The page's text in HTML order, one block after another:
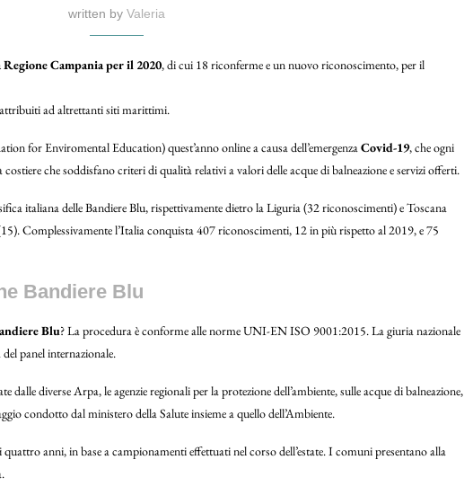
written by Valeria
Regione Campania per il 2020, di cui 18 riconferme e un nuovo riconoscimento, per il
ad altrettanti siti marittimi.
for Enviromental Education) quest’anno online a causa dell’emergenzaCovid-19, che ogni
che soddisfano criteri di qualità relativi a valori delle acque di balneazione e servizi offerti.
italiana delle Bandiere Blu, rispettivamente dietro la Liguria (32 riconoscimenti) e Toscana
Complessivamente l’Italia conquista 407 riconoscimenti, 12 in più rispetto al 2019, e 75
Bandiere Blu
Blu? La procedura è conforme alle norme UNI-EN ISO 9001:2015. La giuria nazionale
panel internazionale.
dalle diverse Arpa, le agenzie regionali per la protezione dell’ambiente, sulle acque di balneazione,
condotto dal ministero della Salute insieme a quello dell’Ambiente.
anni, in base a campionamenti effettuati nel corso dell’estate. I comuni presentano alla